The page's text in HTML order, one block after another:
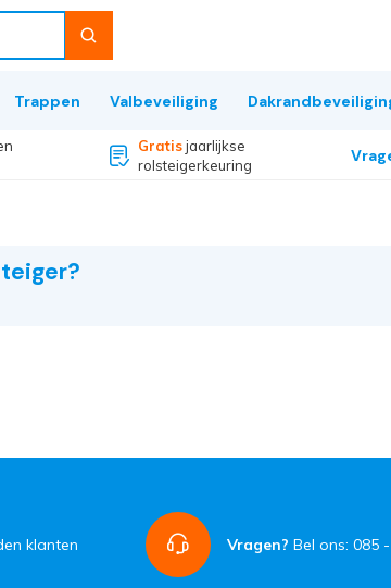
Trappen Valbeveiliging
Gratisjaarlijkse
rolsteigerkeuring
klanten Vragen? Bel ons: 085